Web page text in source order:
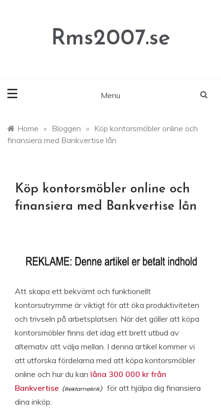
Rms2007.se
Menu
Home » Bloggen » Köp kontorsmöbler online och
finansiera med Bankvertise lån
Köp kontorsmöbler online och
finansiera med Bankvertise lån
Att skapa ett bekvämt och funktionellt
kontorsutrymme är viktigt för att öka produktiviteten
och trivseln på arbetsplatsen. När det gäller att köpa
kontorsmöbler finns det idag ett brett utbud av
alternativ att välja mellan. I denna artikel kommer vi
att utforska fördelarna med att köpa kontorsmöbler
online och hur du kan låna 300 000 kr från
Bankvertise
för att hjälpa dig finansiera
dina inköp.